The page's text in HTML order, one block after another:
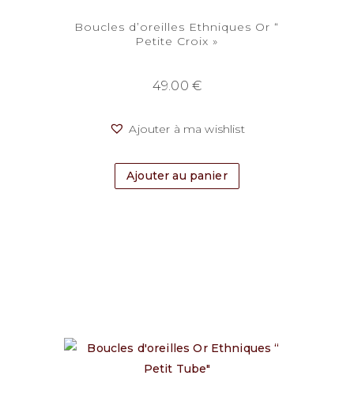
Boucles d’oreilles Ethniques Or “
Petite Croix »
49.00 €
Ajouter à ma wishlist
Ajouter au panier